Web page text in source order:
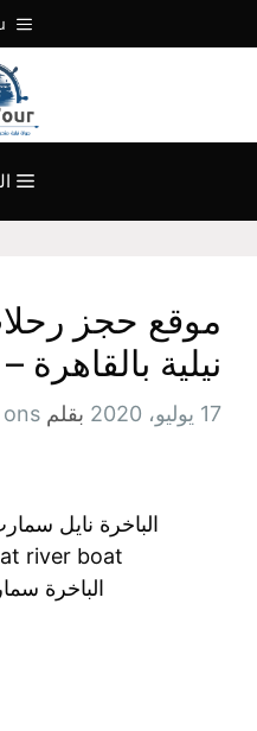
إلى
موقع حجز
نيلية بالقاهرة
17 يوليو، 2020 بقلم ons
الباخرة نايل سمارت
river boat
الباخرة